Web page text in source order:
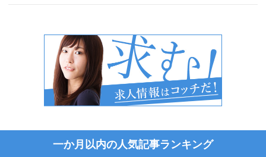
一か月以内の人気記事ランキング